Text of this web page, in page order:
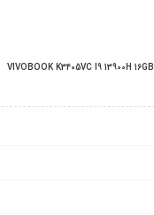
لپ تاپ ایسوس 14 اینچی مدل VIVOBOOK K3405VC I9 13900H 16GB